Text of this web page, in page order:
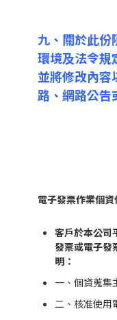
九、關於此份
環境及法令規
並將修改內容
路、網路公告
電子發票作業個
客戶於本公司
發票或電子發
明：
一、個資蒐集
二、核准使用